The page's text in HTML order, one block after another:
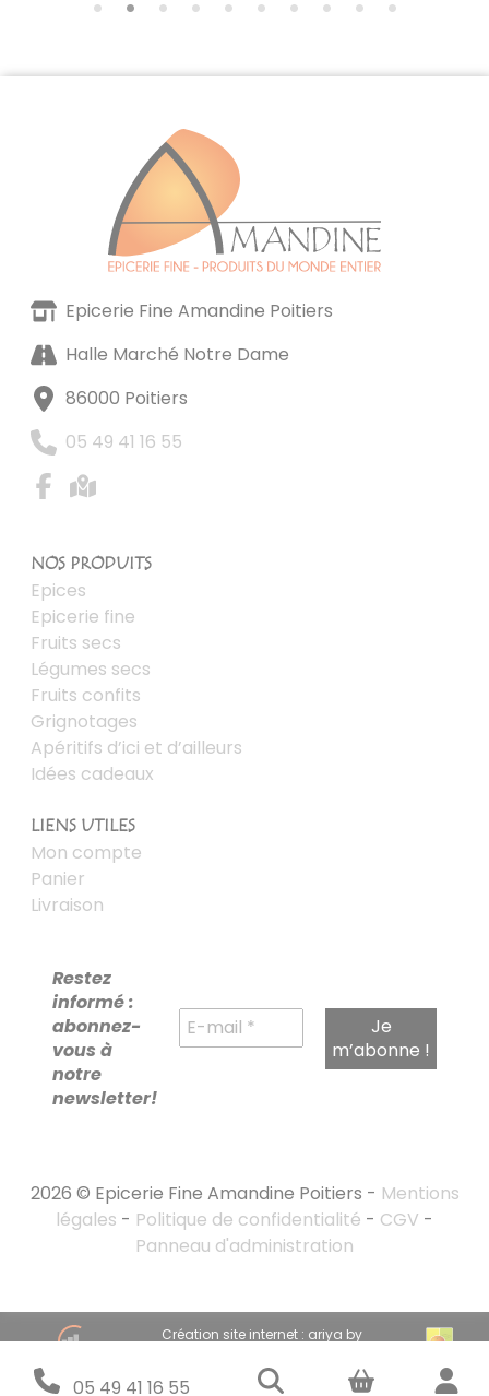
05 49 41 16 55
RECHERCHE
POUR :
Epicerie Fine Amandine Poitiers
Halle Marché Notre Dame
86000 Poitiers
05 49 41 16 55
NOS PRODUITS
Epices
Epicerie fine
Fruits secs
Légumes secs
Fruits confits
Grignotages
Apéritifs d’ici et d’ailleurs
Idées cadeaux
LIENS UTILES
Mon compte
Panier
Livraison
Restez
informé :
abonnez-
vous à
notre
newsletter!
2026 © Epicerie Fine Amandine Poitiers - Mentions
légales - Politique de confidentialité - CGV -
Panneau d'administration
Création site internet : ariya by
Stratégie marketing digital : emandarine